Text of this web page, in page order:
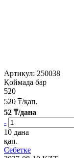
Артикул: 250038
Қоймада бар
520
520 ₸/қап.
52 ₸/дана
-
10 дана
қап.
Себетке